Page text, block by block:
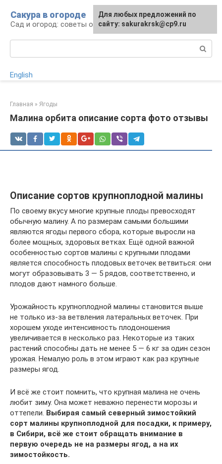
контенту
Сакура в огороде
Сад и огород: советы огородникам
English
Главная » Ягоды
Малина орбита описание сорта фото отзывы
Описание сортов крупноплодной малины
По своему вкусу многие крупные плоды превосходят
обычную малину. А по размерам самыми большими
являются ягоды первого сбора, которые выросли на
более мощных, здоровых ветках. Ещё одной важной
особенностью сортов малины с крупными плодами
является способность плодовых веточек ветвиться: они
могут образовывать 3 — 5 рядов, соответственно, и
плодов дают намного больше.
Урожайность крупноплодной малины становится выше
не только из-за ветвления латеральных веточек. При
хорошем уходе интенсивность плодоношения
увеличивается в несколько раз. Некоторые из таких
растений способны дать не менее 5 — 6 кг за один сезон
урожая. Немалую роль в этом играют как раз крупные
размеры ягод.
И всё же стоит помнить, что крупная малина не очень
любит зиму. Она может неважно перенести морозы и
оттепели. Выбирая самый северный зимостойкий
сорт малины крупноплодной для посадки, к примеру,
в Сибири, всё же стоит обращать внимание в
первую очередь не на размеры ягод, а на их
зимостойкость.
Для любых предложений по
сайту: sakurakrsk@cp9.ru